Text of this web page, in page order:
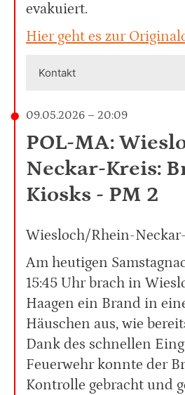
evakuiert.
Hier geht es zur
Kontakt
09.05.2026 – 20:09
POL-MA:
Neckar-Kreis:
Kiosks - PM 2
Wiesloch/Rhein-
Am heutigen
15:45 Uhr brach in
Haagen ein Brand in
Häuschen aus, wie
Dank des schnellen
Feuerwehr konnte der
Kontrolle gebracht und